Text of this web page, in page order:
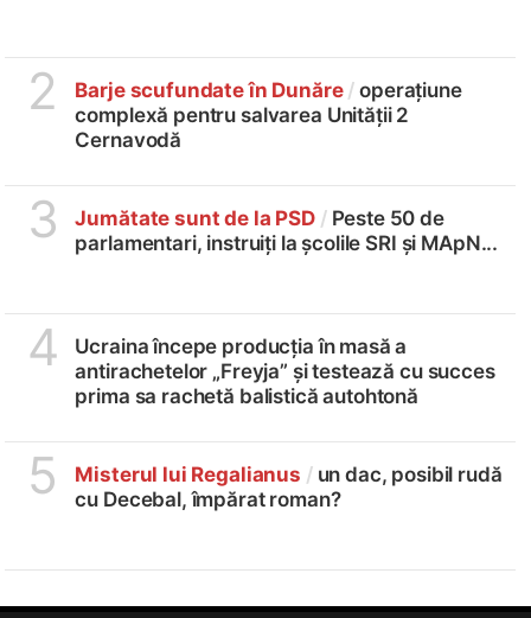
2 Barje scufundate în Dunăre / operațiune
complexă pentru salvarea Unității 2
Cernavodă
3 Jumătate sunt de la PSD / Peste 50 de
parlamentari, instruiți la școlile SRI și MApN...
4
Ucraina începe producția în masă a
antirachetelor „Freyja” și testează cu succes
prima sa rachetă balistică autohtonă
5 Misterul lui Regalianus /un dac, posibil rudă
cu Decebal, împărat roman?